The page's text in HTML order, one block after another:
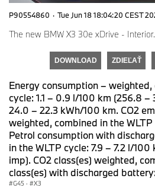
P90554860 · Tue Jun 18 18:04:20 CEST
The new BMW X3 30e xDrive -
DOWNLOAD ZDIEĽAŤ
Energy consumption –
cycle: 1.1 – 0.9 l/100 km (256.8 –
24.0 – 22.3 kWh/100 km. CO2
weighted, combined in the WLTP
Petrol consumption with
in the WLTP cycle: 7.9 – 7.2 l/
imp). CO2 class(es) weighted,
class(es) with discharged
G45 · X3